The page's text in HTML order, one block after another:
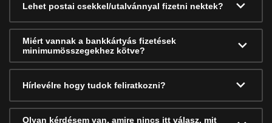
Lehet postai csekkel/utalvánnyal fizetni nektek?
Miért vannak a bankkártyás fizetések
minimumösszegekhez kötve?
Hírlevélre hogy tudok feliratkozni?
Olyan kérdésem van, amire nincs itt válasz, mit